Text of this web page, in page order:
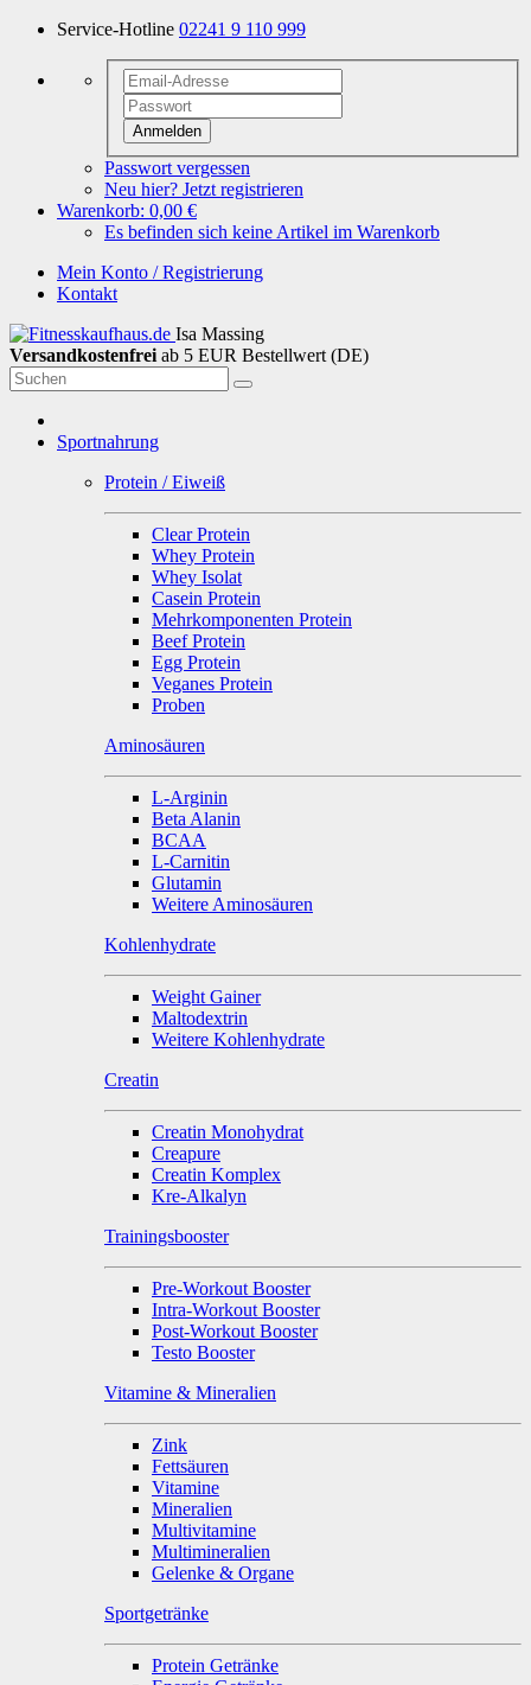
Service-Hotline 02241 9 110 999
Anmelden
Passwort vergessen
Neu hier? Jetzt registrieren
Warenkorb: 0,00 €
Es befinden sich keine Artikel im Warenkorb
Mein Konto / Registrierung
Kontakt
Isa Massing
Versandkostenfrei ab 5 EUR Bestellwert (DE)
Sportnahrung
Protein / Eiweiß
Clear Protein
Whey Protein
Whey Isolat
Casein Protein
Mehrkomponenten Protein
Beef Protein
Egg Protein
Veganes Protein
Proben
Aminosäuren
L-Arginin
Beta Alanin
BCAA
L-Carnitin
Glutamin
Weitere Aminosäuren
Kohlenhydrate
Weight Gainer
Maltodextrin
Weitere Kohlenhydrate
Creatin
Creatin Monohydrat
Creapure
Creatin Komplex
Kre-Alkalyn
Trainingsbooster
Pre-Workout Booster
Intra-Workout Booster
Post-Workout Booster
Testo Booster
Vitamine & Mineralien
Zink
Fettsäuren
Vitamine
Mineralien
Multivitamine
Multimineralien
Gelenke & Organe
Sportgetränke
Protein Getränke